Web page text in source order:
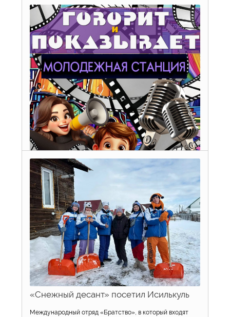
Набор в резервный волонтерский
корпус Международного фестиваля
молодежи открыт
2 апреля 2026 г.
просмотров: 185
Исилькульская «Молодежная станция» в
третий раз завоевала грант Фонда
Тимченко
Новый проект Исилькульской местной общественной
организации «Библиосфера» предусматривает открытие
медиастудии «Говорит и показывает «Молодежная
станция», где дети и подростки смогут поднимать
важные для них вопросы и обмениваться опытом.
13 марта 2026 г.
просмотров: 246
«Снежный десант» посетил Исилькуль
Международный отряд «Братство», в который входят
найдено: 159 записей страница 1 из 16